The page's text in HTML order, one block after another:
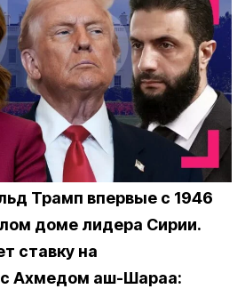
Трамп впервые с 1946
доме лидера Сирии.
ставку на
с Ахмедом аш-Шараа: